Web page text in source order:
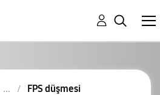
FPS düşmesi